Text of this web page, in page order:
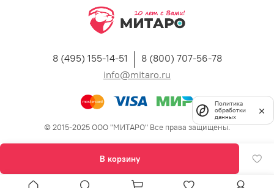
В корзину
8 (495) 155-14-51
8 (800) 707-56-78
info@mitaro.ru
© 2015-2025 ООО "МИТАРО" Все права защищены.
Политика
обработки
данных